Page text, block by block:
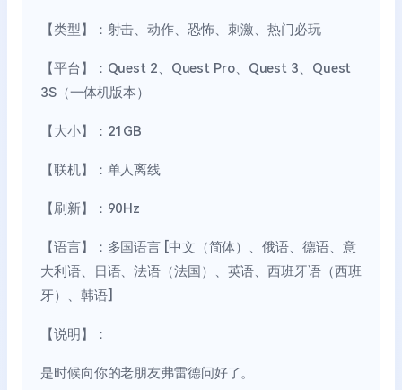
【类型】：射击、动作、恐怖、刺激、热门必玩
【平台】：Quest 2、Quest Pro、Quest 3、Quest
3S（一体机版本）
【大小】：21GB
【联机】：单人离线
【刷新】：90Hz
【语言】：多国语言 [中文（简体）、俄语、德语、意
大利语、日语、法语（法国）、英语、西班牙语（西班
牙）、韩语]
【说明】：
是时候向你的老朋友弗雷德问好了。